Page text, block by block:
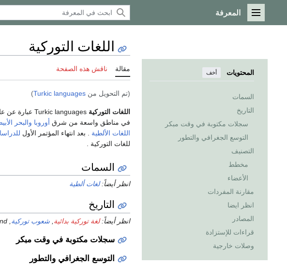
القائمة الرئيسية
المعرفة
المحتويات أخف
السمات
التاريخ
سجلات مكتوبة في وقت مبكر
التوسع الجغرافي والتطور
التصنيف
مخطط
الأعضاء
مقارنة المفردات
انظر ايضا
المصادر
قراءات للإستزادة
وصلات خارجية
اللغات التوركية
مقالة ناقش هذه الصفحة
(تم التحويل من Turkic languages
)
اللغات التوركية
في مناطق واسعة من شرق أوروبا والبحر
اللغات الألطية . بعد انتهاء المؤتمر الأول
للغات التوركية .
السمات
انظر أيضاً:لغات ألطية
التاريخ
انظر أيضاً:لغة توركية بدائية شعوب توركية
سجلات مكتوبة في وقت مبكر
التوسع الجغرافي والتطور